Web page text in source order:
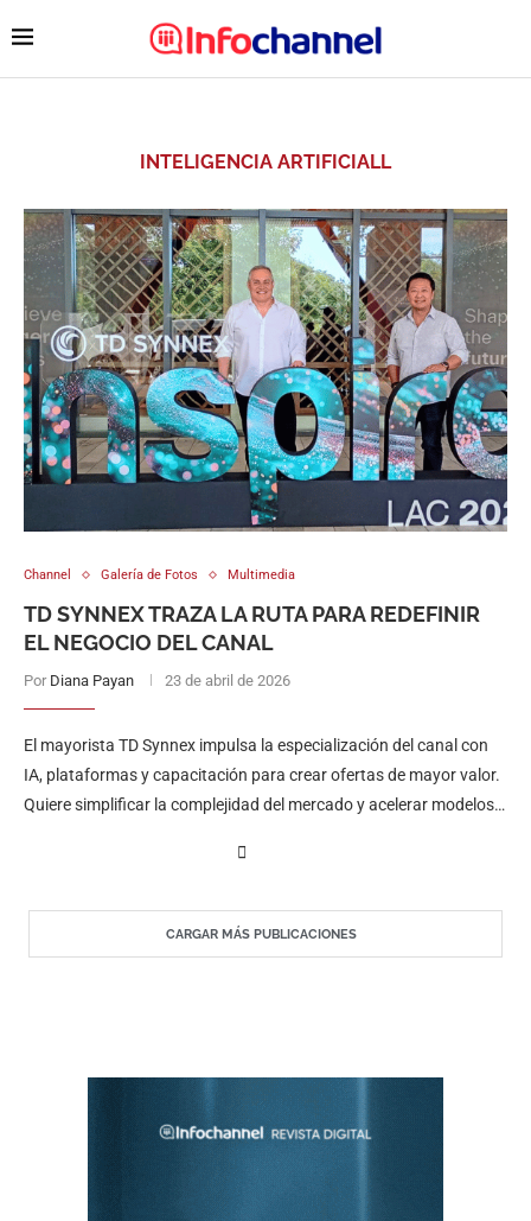
INTELIGENCIA ARTIFICIALL
Channel Galería de Fotos Multimedia
TD SYNNEX TRAZA LA RUTA PARA REDEFINIR
EL NEGOCIO DEL CANAL
Por Diana Payan 23 de abril de 2026
El mayorista TD Synnex impulsa la especialización del canal con
IA, plataformas y capacitación para crear ofertas de mayor valor.
Quiere simplificar la complejidad del mercado y acelerar modelos
CARGAR MÁS PUBLICACIONES